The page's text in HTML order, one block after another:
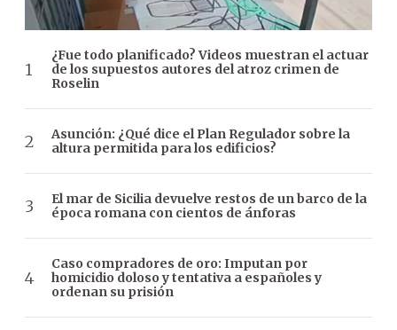
¿Fue todo planificado? Videos muestran el actuar
de los supuestos autores del atroz crimen de
Roselin
Asunción: ¿Qué dice el Plan Regulador sobre la
altura permitida para los edificios?
El mar de Sicilia devuelve restos de un barco de la
época romana con cientos de ánforas
Caso compradores de oro: Imputan por
homicidio doloso y tentativa a españoles y
ordenan su prisión